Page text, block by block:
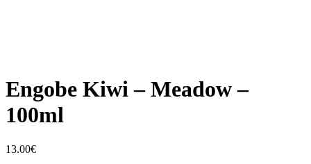
Engobe Kiwi – Meadow –
100ml
13.00€